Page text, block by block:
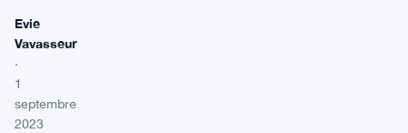
Evie
Vavasseur
·
1
septembre
2023